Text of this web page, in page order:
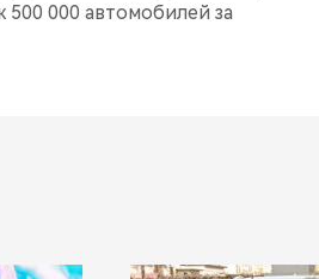
500 000 автомобилей за